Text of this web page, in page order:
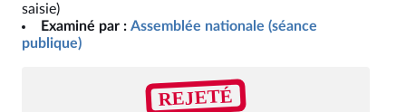
saisie)
Examiné par : Assemblée nationale (séance
publique)
REJETÉ